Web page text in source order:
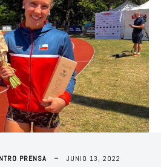
PRENSA JUNIO 13, 2022